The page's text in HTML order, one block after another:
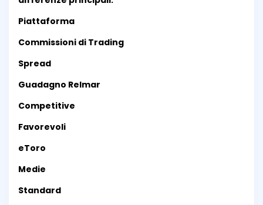
Piattaforma
Commissioni di Trading
Spread
Guadagno Relmar
Competitive
Favorevoli
eToro
Medie
Standard